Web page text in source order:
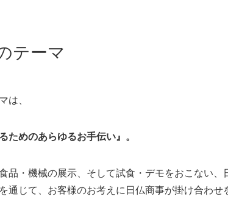
テーマ
は、
ためのあらゆるお手伝い』。
品・機械の展示、そして試食・デモをおこない
通じて、お客様のお考えに日仏商事が掛け合わせ